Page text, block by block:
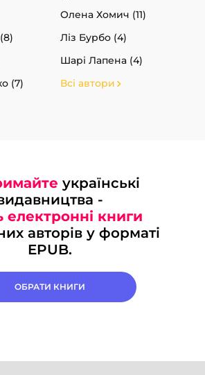
Олена Хомич (11)
Ліз Бурбо (4)
Шарі Лапена (4)
(7)
Всі автори
українські
-
електронні книги
авторів у форматі
EPUB.
ОБРАТИ КНИГИ